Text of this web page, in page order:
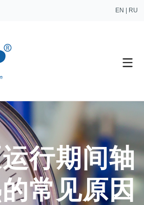
EN RU
行期间轴
常见原因